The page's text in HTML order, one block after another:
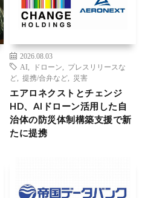
2026.08.03
AI
ドローン
プレスリリースな
ど
提携/合弁など 災害
エアロネクストとチェンジ
HD、AIドローン活用した自
治体の防災体制構築支援で新
たに提携